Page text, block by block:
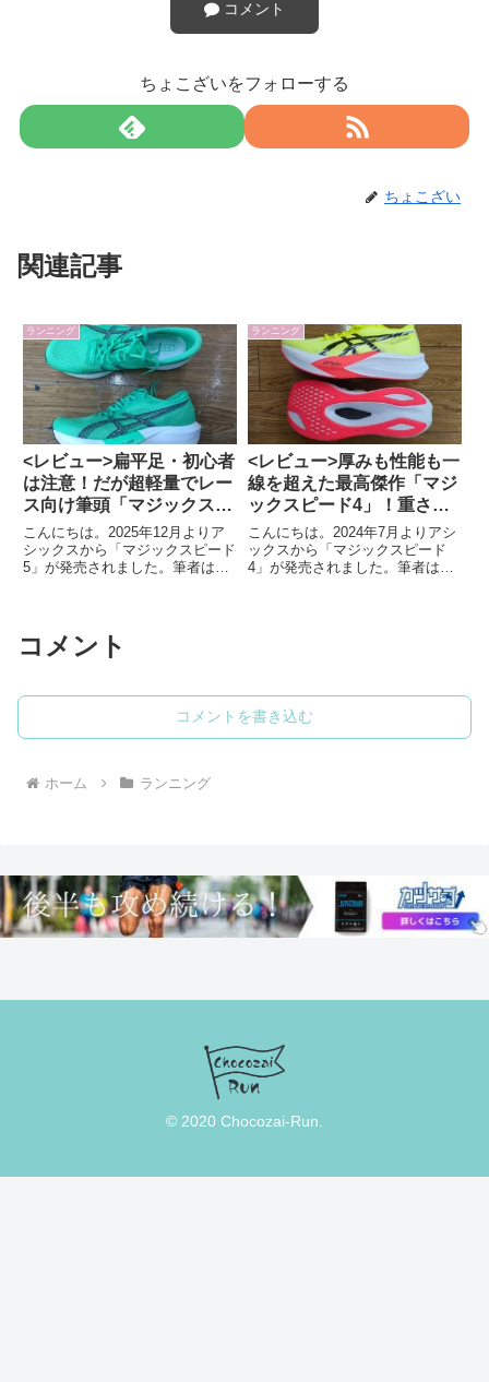
コメント
ちょこざいをフォローする
ちょこざい
関連記事
ランニング
<レビュー>扁平足・初心者
は注意！だが超軽量でレー
ス向け筆頭「マジックスピ
ード5」
こんにちは。2025年12月よりア
シックスから「マジックスピード
5」が発売されました。筆者は初
ックスピード5」の特徴ターゲッ
トはサブ4「マジックスピー...
ランニング
<レビュー>厚みも性能も一
線を超えた最高傑作「マジ
ックスピード4」！重さだ
け気になる
こんにちは。2024年7月よりアシ
ックスから「マジックスピード
4」が発売されました。筆者は初
コメント
コメントを書き込む
ホーム ランニング
© 2020 Chocozai-Run.